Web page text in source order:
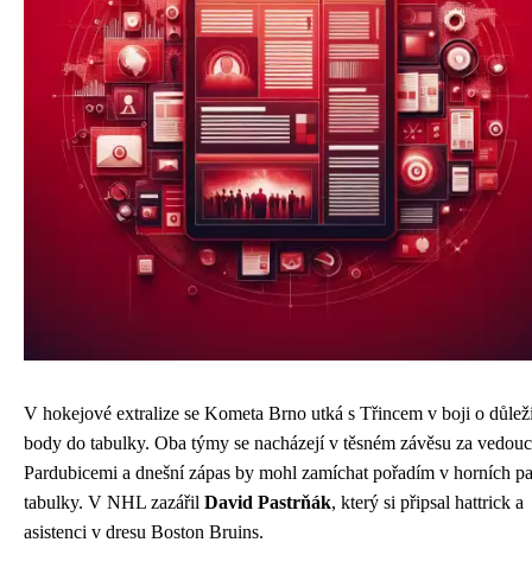
V hokejové extralize se Kometa Brno utká s Třincem v boji o
body do tabulky. Oba týmy se nacházejí v těsném závěsu za
Pardubicemi a dnešní zápas by mohl zamíchat pořadím v horních
tabulky. V NHL zazářil David Pastrňák, který si připsal hattrick a
asistenci v dresu Boston Bruins.